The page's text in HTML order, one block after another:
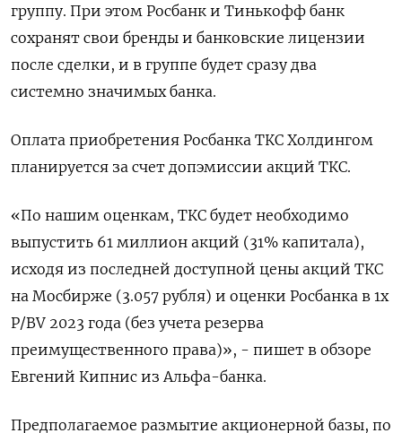
группу. При этом Росбанк и Тинькофф банк
сохранят свои бренды и банковские лицензии
после сделки, и в группе будет сразу два
системно значимых банка.
Оплата приобретения Росбанка ТКС Холдингом
планируется за счет допэмиссии акций ТКС.
«По нашим оценкам, ТКС будет необходимо
выпустить 61 миллион акций (31% капитала),
исходя из последней доступной цены акций ТКС
на Мосбирже (3.057 рубля) и оценки Росбанка в 1х
P/BV 2023 года (без учета резерва
преимущественного права)», - пишет в обзоре
Евгений Кипнис из Альфа-банка.
Предполагаемое размытие акционерной базы, по